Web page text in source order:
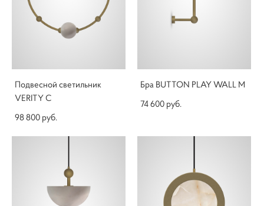
Подвесной светильник
VERITY C
98 800 pуб.
Бра BUTTON PLAY WALL M
74 600 pуб.